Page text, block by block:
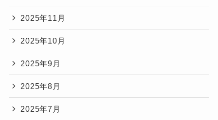
2025年11月
2025年10月
2025年9月
2025年8月
2025年7月